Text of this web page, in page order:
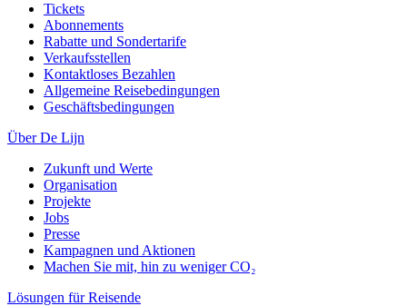
Tickets
Abonnements
Rabatte und Sondertarife
Verkaufsstellen
Kontaktloses Bezahlen
Allgemeine Reisebedingungen
Geschäftsbedingungen
Über De Lijn
Zukunft und Werte
Organisation
Projekte
Jobs
Presse
Kampagnen und Aktionen
Machen Sie mit, hin zu weniger CO₂
Lösungen für Reisende